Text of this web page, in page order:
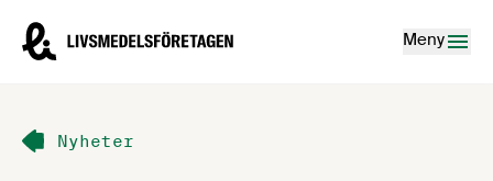
Livsmedelsföretagen – till startsidan
Meny
Nyheter